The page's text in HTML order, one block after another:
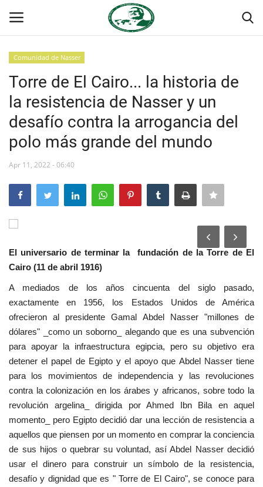
Inicio
Foro Internacional Nasser
Contacto
Egipto
Herencia de Jamal Abdel-Nasser
Movimiento Juvenil Nasser
Noticias
Nasser Fellowship para Leadership
Internacional
Nuestras Referencias
Ciudadano Global
Líderes
Documentos
Comunidad de Nasser
Torre de El Cairo... la historia de
la resistencia de Nasser y un
desafío contra la arrogancia del
polo más grande del mundo
Apr 11, 2022 - 06:40
El universario de terminar la fundación de la Torre de El
Cairo (11 de abril 1916)
A mediados de los años cincuenta del siglo pasado,
exactamente en 1956, los Estados Unidos de América
ofrecieron al presidente Gamal Abdel Nasser "millones de
dólares" _como un soborno_ alegando que es una subvención
para apoyar la infraestructura egipcia, pero su objetivo era
detener el papel de Egipto y el apoyo que Abdel Nasser tiene
para los movimientos de independencia y las revoluciones
contra la colonización en los árabes y africanos, sobre todo la
revolución argelina_ dirigida por Ahmed Ibn Bila en aquel
momento_ pero Egipto decidió dar una lección de resistencia a
aquellos que piensen por un momento en comprar la conciencia
de sus hijos o quebrar su voluntad, así Abdel Nasser decidió
usar el dinero para construir un símbolo de la resistencia,
desafío y dignidad que es " Torre de El Cairo", se conoce para